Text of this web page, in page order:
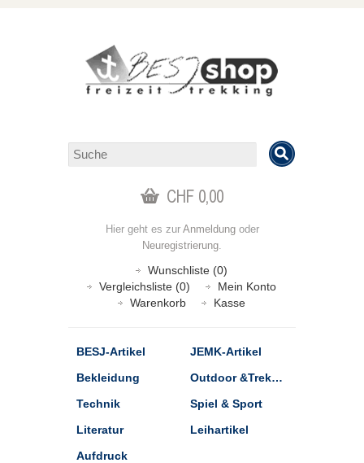
CHF 0,00
Hier geht es zur Anmeldungoder
Neuregistrierung.
Wunschliste (0)
Vergleichsliste (0)
Mein Konto
Warenkorb
Kasse
BESJ-Artikel
JEMK-Artikel
Bekleidung
Outdoor &Trekking
Technik
Spiel & Sport
Literatur
Leihartikel
Aufdruck